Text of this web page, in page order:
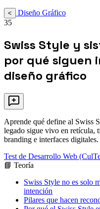
<
Diseño Gráfico
35
Swiss Style y
por qué siguen
diseño gráfico
Aprende qué define al Swiss
legado sigue vivo en retícula,
branding e interfaces digitales.
Test de Desarrollo Web
📘 Teoría
Swiss Style no es solo
intención
Pilares que hacen